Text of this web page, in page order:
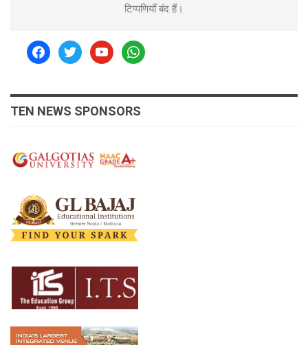
टिप्पणियाँ बंद हैं।
facebooktwitteryoutubewhatsapp
TEN NEWS SPONSORS